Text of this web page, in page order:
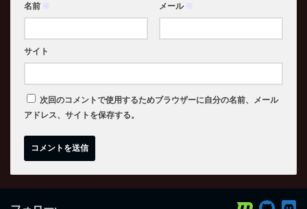
名前 ※ メール ※
サイト
次回のコメントで使用するためブラウザーに自分の名前、メール
アドレス、サイトを保存する。